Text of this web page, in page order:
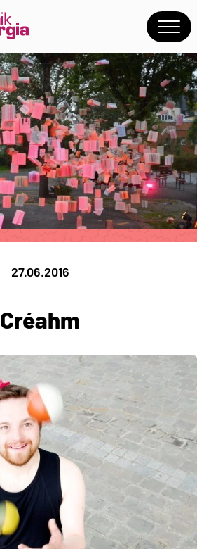
27.06.2016
Créahm